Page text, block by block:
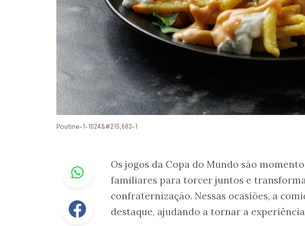
Poutine-1-1024&#215;683-1
Whastapp
Facebook
Os jogos da Copa do Mundo são
familiares para torcer juntos e
confraternização. Nessas ocasiões, a
destaque, ajudando a tornar a